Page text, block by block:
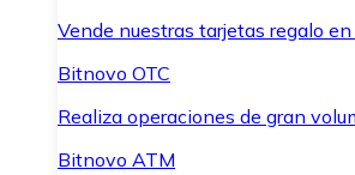
Vende nuestras tarjetas regalo
Bitnovo OTC
Realiza operaciones de gran
Bitnovo ATM